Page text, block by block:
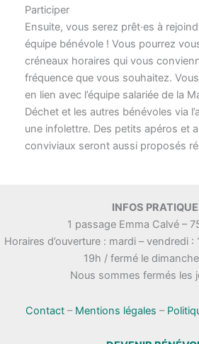
Participer
Ensuite, vous serez prêt·es à
équipe bénévole ! Vous pourrez
créneaux horaires qui vous
fréquence que vous souhaitez.
en lien avec l’équipe salariée de la
Déchet et les autres bénévoles via
une infolettre. Des petits apéros et
conviviaux seront aussi proposés
INFOS
1 passage Emma Calvé –
Horaires d’ouverture : mardi – vendredi
19h / fermé le
Nous sommes fermés les
Contact– Mentions légales –